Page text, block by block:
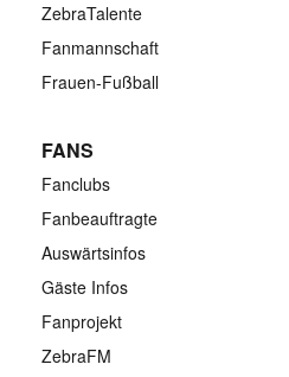
ZebraTalente
Fanmannschaft
Frauen-Fußball
FANS
Fanclubs
Fanbeauftragte
Auswärtsinfos
Gäste Infos
Fanprojekt
ZebraFM